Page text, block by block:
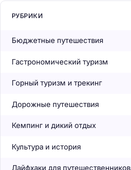
РУБРИКИ
Бюджетные путешествия
Гастрономический туризм
Горный туризм и трекинг
Дорожные путешествия
Кемпинг и дикий отдых
Культура и история
Лайфхаки для путешественников